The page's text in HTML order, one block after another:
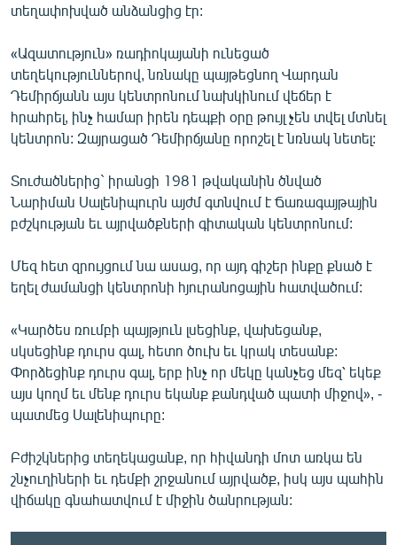
տեղափոխված անձանցից էր:
«Ազատություն» ռադիոկայանի ունեցած
տեղեկություններով, նռնակը պայթեցնող Վարդան
Դեմիրճյանն այս կենտրոնում նախկինում վեճեր է
հրահրել, ինչ համար իրեն դեպքի օրը թույլ չեն տվել մտնել
կենտրոն: Զայրացած Դեմիրճյանը որոշել է նռնակ նետել:
Տուժածներից` իրանցի 1981 թվականին ծնված
Նարիման Սալենիպուրն այժմ գտնվում է Ճառագայթային
բժշկության եւ այրվածքների գիտական կենտրոնում:
Մեզ հետ զրույցում նա ասաց, որ այդ գիշեր ինքը քնած է
եղել ժամանցի կենտրոնի հյուրանոցային հատվածում:
«Կարծես ռումբի պայթյուն լսեցինք, վախեցանք,
սկսեցինք դուրս գալ, հետո ծուխ եւ կրակ տեսանք:
Փորձեցինք դուրս գալ, երբ ինչ որ մեկը կանչեց մեզ՝ եկեք
այս կողմ եւ մենք դուրս եկանք քանդված պատի միջով», -
պատմեց Սալենիպուրը:
Բժիշկներից տեղեկացանք, որ հիվանդի մոտ առկա են
շնչուղիների եւ դեմքի շրջանում այրվածք, իսկ այս պահին
վիճակը գնահատվում է միջին ծանրության: